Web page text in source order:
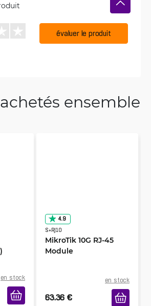
évaluer le produit
ensemble
en stock
4.9
S+RJ10
MikroTik 10G RJ-45
Module
en stock
63.36 €